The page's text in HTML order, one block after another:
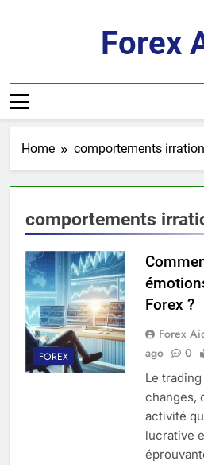
Forex
Home comportements
comportements
FOREX
Forex ?
Forex
ago
0
Le
changes,
activité
lucrative